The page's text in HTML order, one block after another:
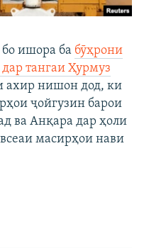
ишора ба бӯҳрони
тангаи Ҳурмуз
ахир нишон дод, ки
ҷойгузин барои
ва Анқара дар ҳоли
масирҳои нави